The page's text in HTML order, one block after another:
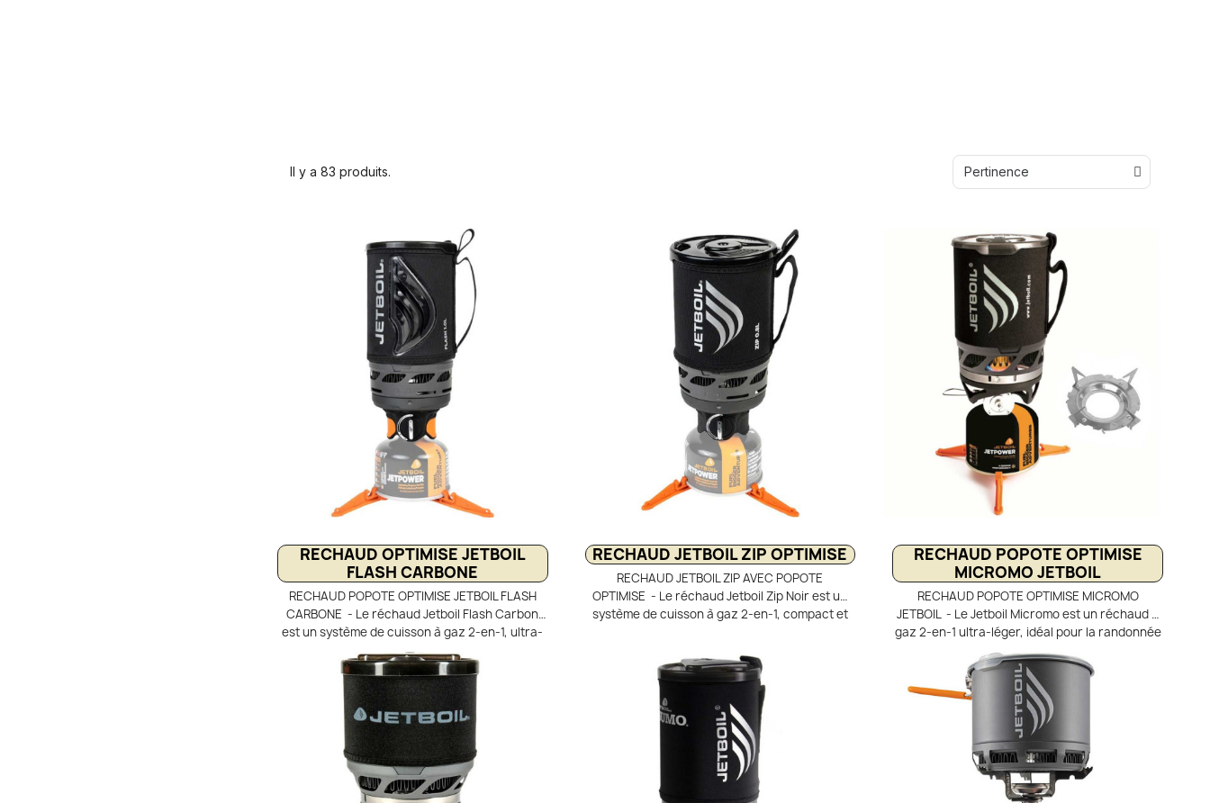
Il y a 83 produits.
RECHAUD OPTIMISE JETBOIL
FLASH CARBONE
RECHAUD POPOTE OPTIMISE JETBOIL FLASH
CARBONE - Le réchaud Jetboil Flash Carbon
est un système de cuisson à gaz 2-en-1, ultra-
léger et très rapide, idéal pour la randonnée et
le trek. Il combine un brûleur performant avec
une tasse popote de 1 L équipée du répartiteur
de chaleur FluxRing. Son allumage piézo, sa
housse isolante avec indicateur de chauffe et
son couvercle passoire assurent confort et
efficacité. Compact et stable grâce à son
trépied, il permet de faire bouillir l’eau en
seulement 2,5 minutes.
RECHAUD JETBOIL ZIP OPTIMISE
RECHAUD JETBOIL ZIP AVEC POPOTE
OPTIMISE - Le réchaud Jetboil Zip Noir est un
système de cuisson à gaz 2-en-1, compact et
tasse aluminium de 0,8 L avec échangeur
thermique FluxRing. Ce système optimise la
cuisson, réduit la consommation de gaz et
protège efficacement de l’effet du vent. Facile
à utiliser et rapide, il permet de faire bouillir
l’eau en quelques minutes lors de vos bivouacs.
RECHAUD POPOTE OPTIMISE
MICROMO JETBOIL
RECHAUD POPOTE OPTIMISE MICROMO
JETBOIL - Le Jetboil Micromo est un réchaud à
gaz 2-en-1 ultra-léger, idéal pour la randonnée
et le trek. Il associe un brûleur régulé à une
tasse FluxRing de 0,8 L pour une cuisson rapide
et économe en gaz. Son régulateur de pression
assure des performances constantes, même
par temps froid ou en altitude. Livré avec un
support casserole, il offre une grande
polyvalence en bivouac.